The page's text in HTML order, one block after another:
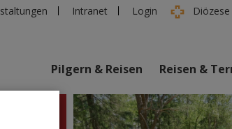
Intranet Login
Pilgern & Reisen Reisen &